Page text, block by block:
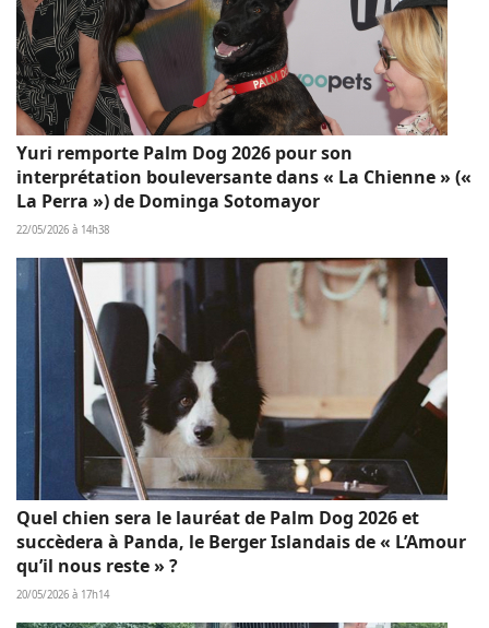
Yuri remporte Palm Dog 2026 pour son
interprétation bouleversante dans « La Chienne » («
La Perra ») de Dominga Sotomayor
22/05/2026 à 14h38
Quel chien sera le lauréat de Palm Dog 2026 et
succèdera à Panda, le Berger Islandais de « L’Amour
qu’il nous reste » ?
20/05/2026 à 17h14